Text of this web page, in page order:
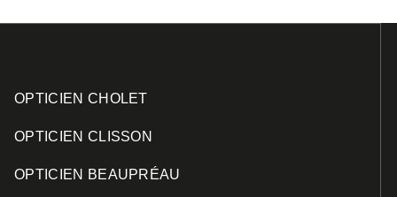
OPTICIEN CHOLET
OPTICIEN CLISSON
OPTICIEN BEAUPRÉAU